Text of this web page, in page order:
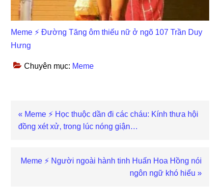
Meme ⚡ Đường Tăng ôm thiếu nữ ở ngõ 107 Trần Duy
Hưng
Chuyên mục: Meme
Previous
Post:
« Meme ⚡ Học thuộc dần đi các cháu: Kính thưa hội
đồng xét xử, trong lúc nóng giận…
Next
Meme ⚡ Người ngoài hành tinh Huấn Hoa Hồng nói
ngôn ngữ khó hiểu »